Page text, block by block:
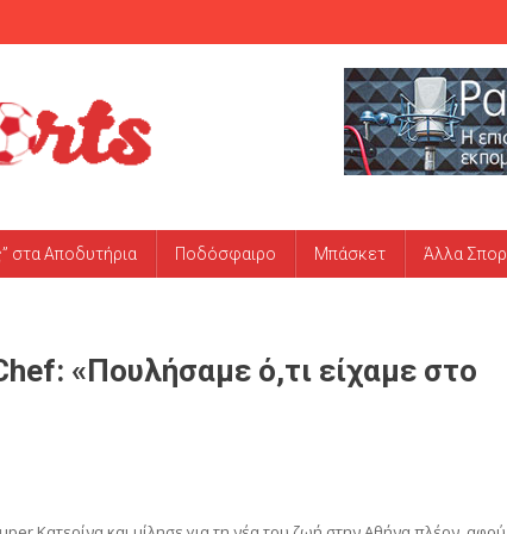
στα Αποδυτήρια Ποδόσφαιρο Μπάσκετ Άλλα Σπορ
«Πουλήσαμε ό,τι είχαμε στο